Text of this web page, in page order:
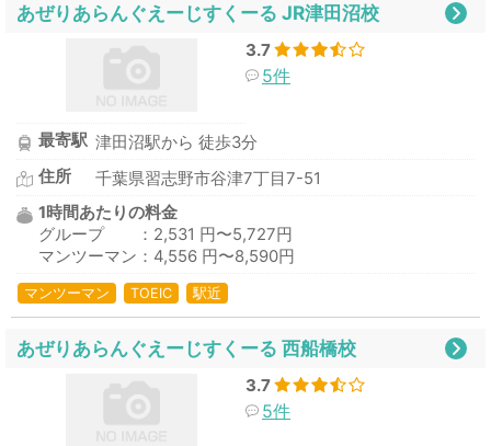
あぜりあらんぐえーじすくーる JR津田沼校
3.7
5件
最寄駅 津田沼駅から 徒歩3分
住所
千葉県習志野市谷津7丁目7-51
1時間あたりの料金
グループ ：2,531 円〜5,727円
マンツーマン：4,556 円〜8,590円
マンツーマン TOEIC 駅近
あぜりあらんぐえーじすくーる 西船橋校
3.7
5件